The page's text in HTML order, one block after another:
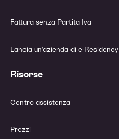
Fattura senza Partita Iva
Lancia un’azienda di e-Residency
Risorse
Centro assistenza
Prezzi